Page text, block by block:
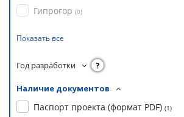
Гипрогор (0)
Показать все
Год разработки ?
Наличие документов
Паспорт проекта (формат PDF) (1)